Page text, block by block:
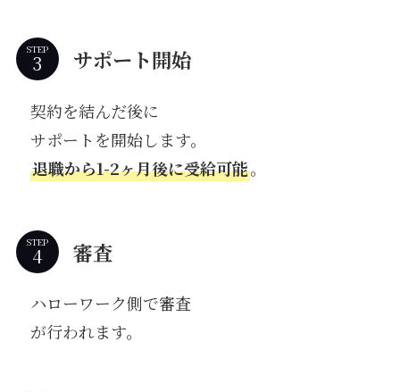
STEP サポート開始
契約を結んだ後に
サポートを開始します。
退職から1-2ヶ月後に受給可能。
STEP 審査
ハローワーク側で審査
が行われます。